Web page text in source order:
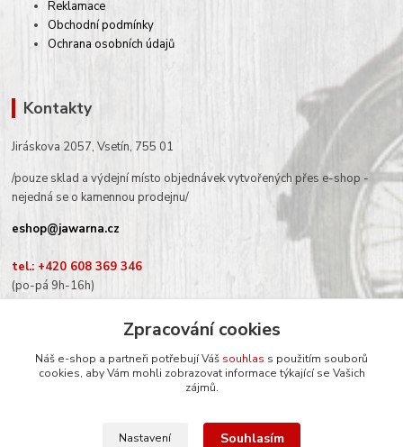
Reklamace
Obchodní podmínky
Ochrana osobních údajů
Kontakty
Jiráskova 2057, Vsetín, 755 01
/pouze sklad a výdejní místo objednávek vytvořených přes e-shop -
nejedná se o kamennou prodejnu/
eshop@jawarna.cz
tel.: +420 608 369 346
(po-pá 9h-16h)
Sledujte nás na Facebooku
Zpracování cookies
Náš e-shop a partneři potřebují Váš souhlas s použitím souborů
cookies, aby Vám mohli zobrazovat informace týkající se Vašich
zájmů.
Nastavení Souhlasím